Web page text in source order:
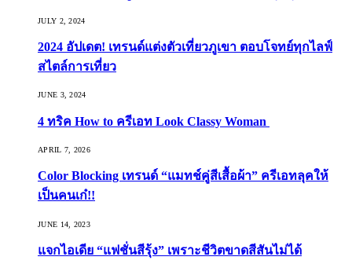
JULY 2, 2024
2024 อัปเดต! เทรนด์แต่งตัวเที่ยวภูเขา ตอบโจทย์ทุกไลฟ์
สไตล์การเที่ยว
JUNE 3, 2024
4 ทริค How to ครีเอท Look Classy Woman
APRIL 7, 2026
Color Blocking เทรนด์ “แมทช์คู่สีเสื้อผ้า” ครีเอทลุคให้
เป็นคนเก๋!!
JUNE 14, 2023
แจกไอเดีย “แฟชั่นสีรุ้ง” เพราะชีวิตขาดสีสันไม่ได้